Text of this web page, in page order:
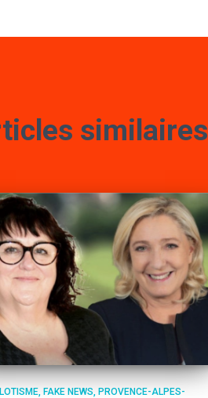
similaires
FAKE NEWS
PROVENCE-ALPES-